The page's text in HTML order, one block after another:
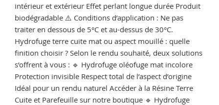
intérieur et extérieur Effet perlant longue durée Produit
biodégradable ⚠️ Conditions d’application : Ne pas
traiter en dessous de 5°C et au-dessus de 30°C.
Hydrofuge terre cuite mat ou aspect mouillé : quelle
finition choisir ? Selon le rendu souhaité, deux solutions
s’offrent à vous : 🔹 Hydrofuge oléofuge mat incolore
Protection invisible Respect total de l’aspect d’origine
Idéal pour un rendu naturel Accéder à la Résine Terre
Cuite et Parefeuille sur notre boutique 🔹 Hydrofuge